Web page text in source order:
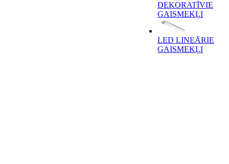
DEKORATĪVIE
GAISMEKĻI
LED LINEĀRIE
GAISMEKĻI